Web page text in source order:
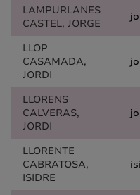
LAMPURLANES
CASTEL, JORGE
LLOP
CASAMADA,
JORDI
LLORENS
CALVERAS,
JORDI
LLORENTE
CABRATOSA,
ISIDRE